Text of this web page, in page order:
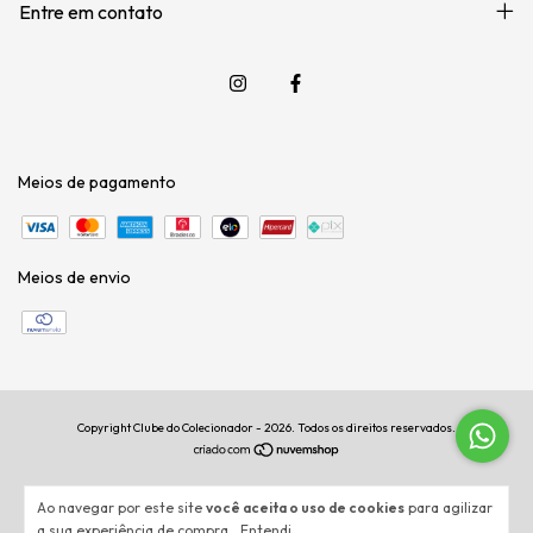
Ao navegar por este site você aceita o uso de cookies para agilizar
Entre em contato
Meios de pagamento
Meios de envio
Copyright Clube do Colecionador - 2026. Todos os direitos reservados.